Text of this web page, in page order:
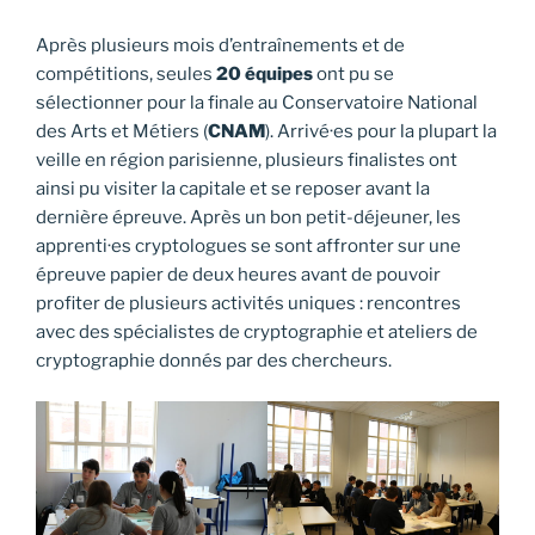
Après plusieurs mois d’entraînements et de
compétitions, seules 20 équipesont pu se
sélectionner pour la finale au Conservatoire National
des Arts et Métiers (CNAM). Arrivé·es pour la plupart la
veille en région parisienne, plusieurs finalistes ont
ainsi pu visiter la capitale et se reposer avant la
dernière épreuve. Après un bon petit-déjeuner, les
apprenti·es cryptologues se sont affronter sur une
épreuve papier de deux heures avant de pouvoir
profiter de plusieurs activités uniques : rencontres
avec des spécialistes de cryptographie et ateliers de
cryptographie donnés par des chercheurs.